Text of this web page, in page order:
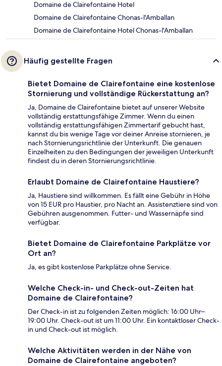
Domaine de Clairefontaine Hotel
Domaine de Clairefontaine Chonas-l'Amballan
Domaine de Clairefontaine Hotel Chonas-l'Amballan
Häufig gestellte Fragen
Bietet Domaine de Clairefontaine eine kostenlose
Stornierung und vollständige Rückerstattung an?
Ja, Domaine de Clairefontaine bietet auf unserer Website
vollständig erstattungsfähige Zimmer. Wenn du einen
vollständig erstattungsfähigen Zimmertarif gebucht hast,
kannst du bis wenige Tage vor deiner Anreise stornieren, je
nach Stornierungsrichtlinie der Unterkunft. Die genauen
Einzelheiten zu den Bedingungen der jeweiligen Unterkunft
findest du in deren Stornierungsrichtlinie.
Erlaubt Domaine de Clairefontaine Haustiere?
Ja, Haustiere sind willkommen. Es fällt eine Gebühr in Höhe
von 15 EUR pro Haustier, pro Nacht an. Assistenztiere sind von
Gebühren ausgenommen. Futter- und Wassernäpfe sind
verfügbar.
Bietet Domaine de Clairefontaine Parkplätze vor
Ort an?
Ja, es gibt kostenlose Parkplätze ohne Service.
Welche Check-in- und Check-out-Zeiten hat
Domaine de Clairefontaine?
Der Check-in ist zu folgenden Zeiten möglich: 16:00 Uhr–
19:00 Uhr. Check-out ist um 11:00 Uhr. Ein kontaktloser Check-
in und Check-out ist möglich.
Welche Aktivitäten werden in der Nähe von
Domaine de Clairefontaine angeboten?